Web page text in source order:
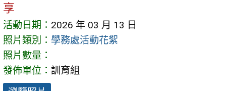
享
活動日期： 2026 年 03 月 13 日
照片類別： 學務處活動花絮
照片數量：
發佈單位： 訓育組